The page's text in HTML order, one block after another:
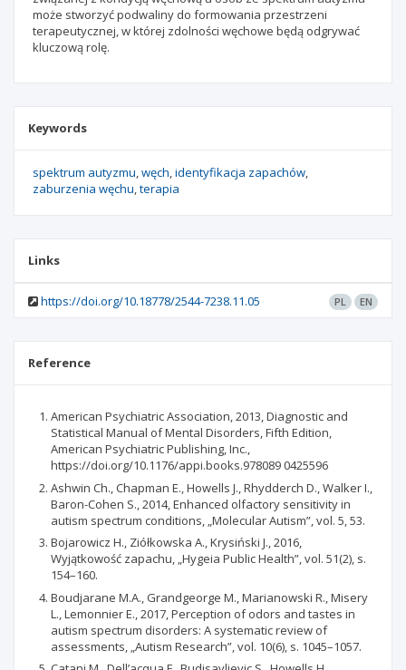
może stworzyć podwaliny do formowania przestrzeni
terapeutycznej, w której zdolności węchowe będą odgrywać
kluczową rolę.
Keywords
spektrum autyzmu węch identyfikacja zapachów
zaburzenia węchu terapia
Links
https://doi.org/10.18778/2544-7238.11.05 PL EN
Reference
American Psychiatric Association, 2013, Diagnostic and
Statistical Manual of Mental Disorders, Fifth Edition,
American Psychiatric Publishing, Inc.,
https://doi.org/10.1176/appi.books.978089 0425596
Ashwin Ch., Chapman E., Howells J., Rhydderch D., Walker I.,
Baron-Cohen S., 2014, Enhanced olfactory sensitivity in
autism spectrum conditions, „Molecular Autism”, vol. 5, 53.
Bojarowicz H., Ziółkowska A., Krysiński J., 2016,
Wyjątkowość zapachu, „Hygeia Public Health”, vol. 51(2), s.
154–160.
Boudjarane M.A., Grandgeorge M., Marianowski R., Misery
L., Lemonnier E., 2017, Perception of odors and tastes in
autism spectrum disorders: A systematic review of
assessments, „Autism Research”, vol. 10(6), s. 1045–1057.